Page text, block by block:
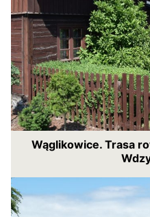
Wąglikowice. Trasa